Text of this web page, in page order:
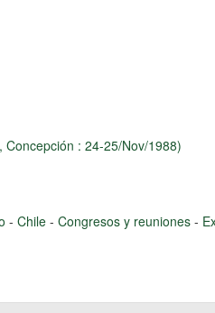
: 24-25/Nov/1988)
- Chile - Congresos y reuniones -